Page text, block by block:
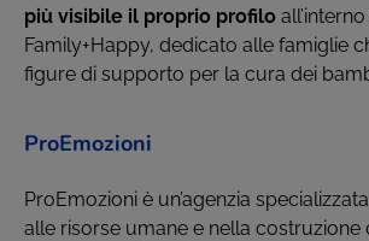
più visibile il proprio profilo
Family+Happy, dedicato alle famiglie
figure di supporto per la cura dei
ProEmozioni
ProEmozioni è un’agenzia
alle risorse umane e nella costruzione